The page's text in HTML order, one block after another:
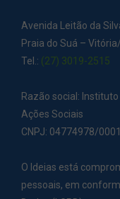
Avenida Leitão da
Praia do Suá –
Tel.: (27) 3019-2515
Razão social:
Ações Sociais
CNPJ: 04774978/
O Ideias está
pessoais, em